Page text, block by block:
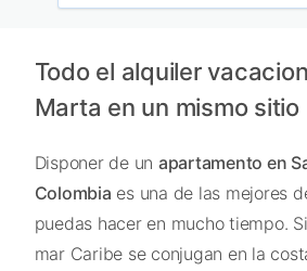
Todo el alquiler
Marta en un mismo sitio
Disponer de un apartamento en
Colombia es una de las mejores
puedas hacer en mucho tiempo.
mar Caribe se conjugan en la